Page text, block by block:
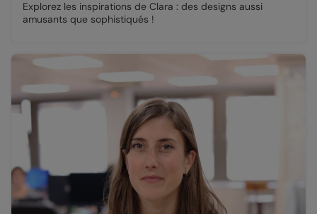
Explorez les inspirations de Clara : des designs aussi
amusants que sophistiqués !